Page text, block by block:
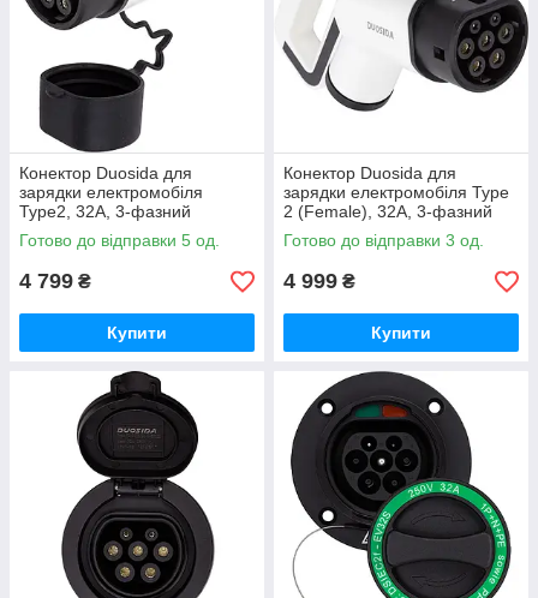
Конектор Duosida для
зарядки електромобіля
Type2, 32A, 3-фазний
Готово до відправки 5 од.
4 799 ₴
Купити
Конектор Duosida для
зарядки електромобіля Type
2 (Female), 32A, 3-фазний
Готово до відправки 3 од.
4 999 ₴
Купити